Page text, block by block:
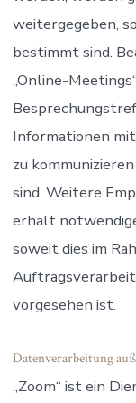
weitergegeben,
bestimmt sind.
„Online-
Informationen
zu
sind. Weitere
erhält
soweit dies im
vorgesehen ist.
Datenverarbeitung
„Zoom“ ist ein